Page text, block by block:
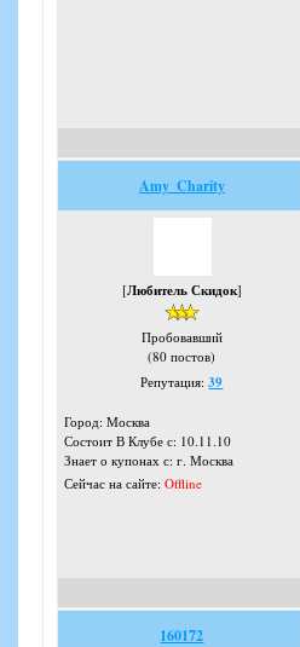
Amy_Charity
[Любитель Скидок]
Пробовавший
(80 постов)
Репутация:39
Город: Москва
Состоит В Клубе с: 10.11.10
Знает о купонах с: г. Москва
Сейчас на сайте: Offline
160172